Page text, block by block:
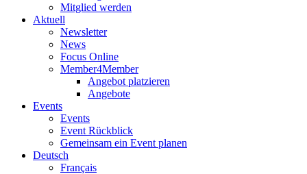
Mitglied werden
Aktuell
Newsletter
News
Focus Online
Member4Member
Angebot platzieren
Angebote
Events
Events
Event Rückblick
Gemeinsam ein Event planen
Deutsch
Français